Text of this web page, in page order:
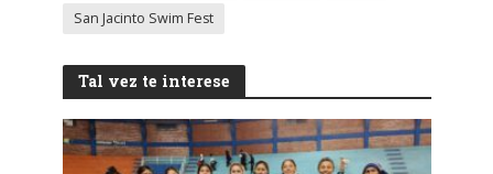
San Jacinto Swim Fest
Tal vez te interese